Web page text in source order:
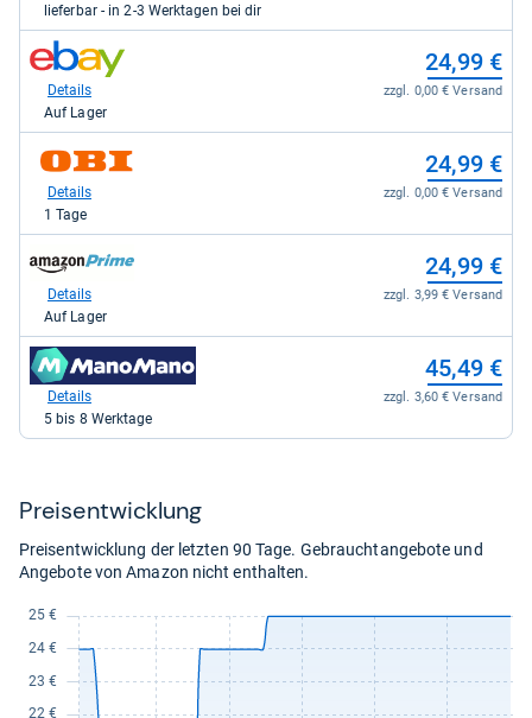
24,99
kaufen.
lieferbar - in 2-3 Werktagen bei dir
zum
Shop:
eBay
kaufen.
24,99 €
zzgl. 0,00 € Versand
Details
Auf Lager
zum
Shop:
OBI
kaufen.
24,99 €
zzgl. 0,00 € Versand
Details
1 Tage
zum
Shop:
Amazon.de
24,99
kaufen.
24,99 €
zzgl. 3,99 € Versand
Details
Auf Lager
zum
Shop:
Manomano
45,49 €
zzgl. 3,60 € Versand
Details
5 bis 8 Werktage
Preis­ent­wick­lung
Preisentwicklung der letzten 90 Tage. Gebrauchtangebote und
Angebote von Amazon nicht enthalten.